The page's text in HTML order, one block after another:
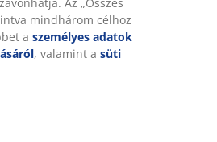
mindhárom célhoz
a személyes adatok
, valamint a süti